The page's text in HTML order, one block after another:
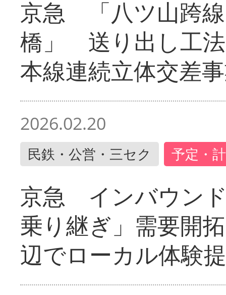
京急 「八ツ山跨
橋」 送り出し工
本線連続立体交差
2026.02.20
民鉄・公営・三セク 予定・
京急 インバウン
乗り継ぎ」需要開
辺でローカル体験